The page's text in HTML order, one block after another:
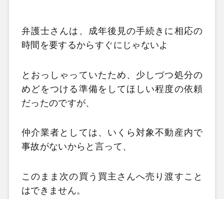
弁護士さんは、成年後見の手続きに相応の
時間を要するからすぐにじゃないよ
とおっしゃっていたため、少しづつ処分の
めどをつける準備をしてほしい程度の依頼
だったのですが、
仲介業者としては、いくら対象不動産内で
事故がないからと言って、
このまま次の買う買主さんへ売り渡すこと
はできません。